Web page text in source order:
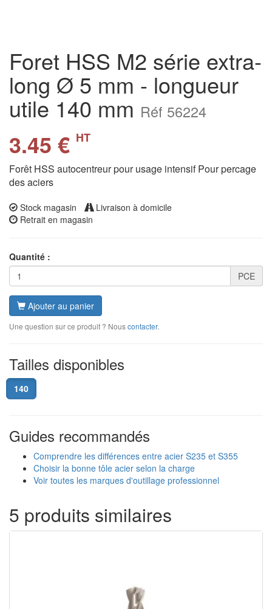
Foret HSS M2 série extra-
long Ø 5 mm - longueur
utile 140 mm Réf 56224
3.45 € HT
Forêt HSS autocentreur pour usage intensif Pour percage
des aciers
Stock magasin
Livraison à domicile
Retrait en magasin
Quantité :
PCE
Ajouter au panier
Une question sur ce produit ? Nouscontacter.
Tailles disponibles
140
Guides recommandés
Comprendre les différences entre acier S235 et S355
Choisir la bonne tôle acier selon la charge
Voir toutes les marques d'outillage professionnel
5 produits similaires